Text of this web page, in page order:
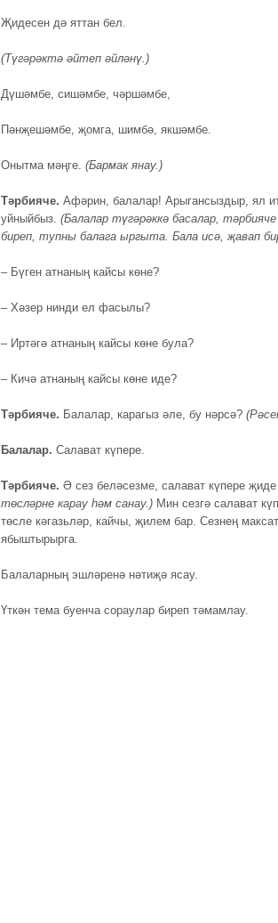
Җидесен дә яттан бел.
(Түгәрәктә әйтеп әйләнү.)
Дүшәмбе, сишәмбе, чәршәмбе,
Пәнҗешәмбе, җомга, шимбә, якшәмбе.
Онытма мәңге. (Бармак янау.)
Тәрбияче. Афәрин, балалар! Арыгансыздыр, ял
уйныйбыз. (Балалар түгәрәккә басалар,
биреп, тупны балага ыргыта. Бала исә, җавап
– Бүген атнаның кайсы көне?
– Хәзер нинди ел фасылы?
– Иртәгә атнаның кайсы көне була?
– Кичә атнаның кайсы көне иде?
Тәрбияче. Балалар, карагыз әле, бу нәрсә?
Балалар. Салават күпере.
Тәрбияче. Ә сез беләсезме, салават күпере җиде
төсләрне карау һәм санау.) Мин сезгә салават
төсле кәгазьләр, кайчы, җилем бар. Сезнең
ябыштырырга.
Балаларның эшләренә нәтиҗә ясау.
Үткән тема буенча сораулар биреп тәмамлау.